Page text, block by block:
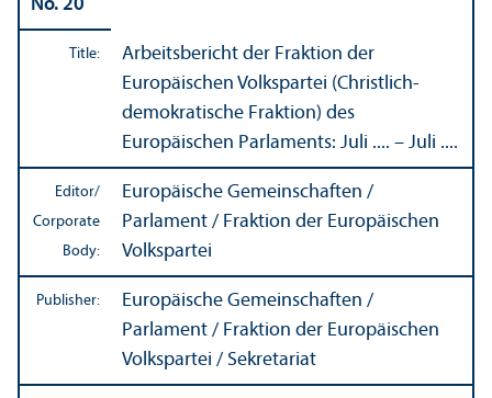
No. 20
Title:
Arbeitsbericht der Fraktion der
Europäischen Volkspartei (Christlich-
demokratische Fraktion) des
Europäischen Parlaments: Juli .... – Juli ....
Editor/
Corporate
Body:
Europäische Gemeinschaften /
Parlament / Fraktion der Europäischen
Volkspartei
Publisher:
Europäische Gemeinschaften /
Parlament / Fraktion der Europäischen
Volkspartei / Sekretariat